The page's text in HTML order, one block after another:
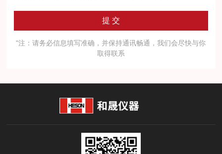
"注：请务必信息填写准确，并保持通讯畅通，我们会尽快与你
取得联系